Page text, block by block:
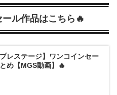
ル作品はこちら🔥
レステージ】ワンコインセー
め【MGS動画】🔥